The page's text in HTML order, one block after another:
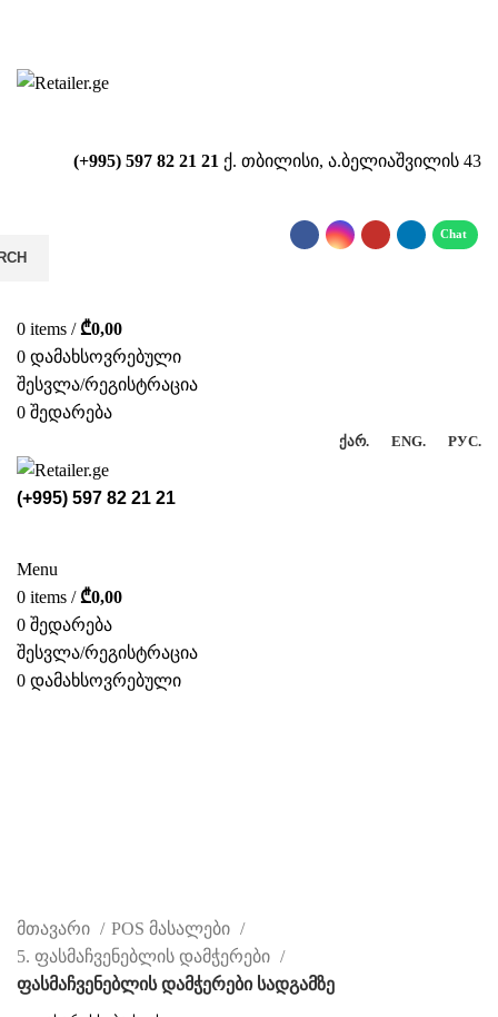
(+995) 597 82 21 21 ქ. თბილისი, ა.ბელიაშვილის 43
0 items / ₾0,00
0 დამახსოვრებული
შესვლა/რეგისტრაცია
0 შედარება
ᲥᲐᲠ. ENG. РУС.
(+995) 597 82 21 21
Menu
0 items / ₾0,00
0 შედარება
შესვლა/რეგისტრაცია
0 დამახსოვრებული
მთავარი
POS მასალები
5. ფასმაჩვენებლის დამჭერები
ფასმაჩვენებლის დამჭერები სადგამზე